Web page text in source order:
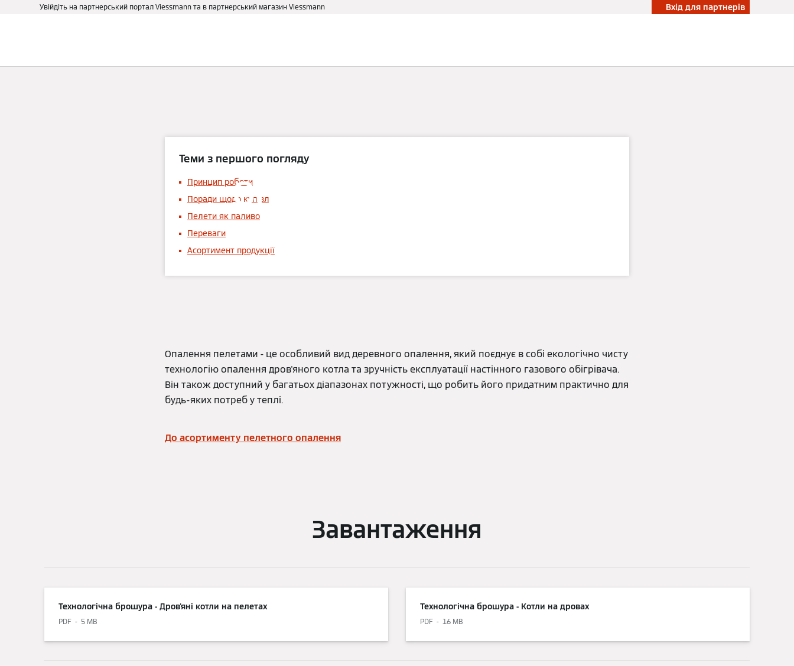
Увійдіть на партнерський портал Viessmann та в партнерський магазин Viessmann Вхід для партнерів
Опалення пелетами
Теми з першого погляду
Принцип роботи
Поради щодо купівлі
Пелети як паливо
Переваги
Асортимент продукції
Опалення пелетами - це особливий вид деревного опалення, який поєднує в собі екологічно чисту
технологію опалення дров'яного котла та зручність експлуатації настінного газового обігрівача.
Він також доступний у багатьох діапазонах потужності, що робить його придатним практично для
будь-яких потреб у теплі.
До асортименту пелетного опалення
Завантаження
Технологічна брошура - Дров'яні котли на пелетах
PDF 5 MB
Технологічна брошура - Котли на дровах
PDF 16 MB